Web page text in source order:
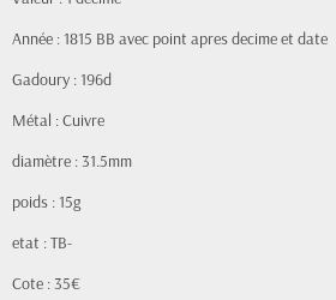
Année : 1815 BB avec point apres decime et date
Gadoury : 196d
Métal : Cuivre
diamètre : 31.5mm
poids : 15g
etat : TB-
Cote : 35€